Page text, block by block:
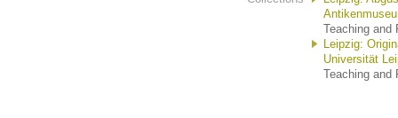
Teaching and
Leipzig:
Universität
Teaching and